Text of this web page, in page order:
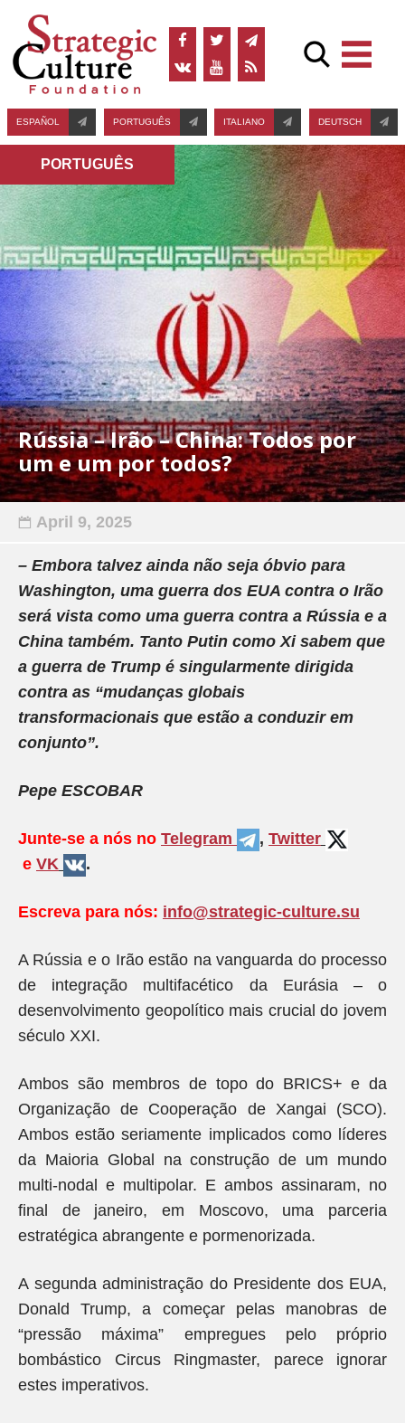
ESPAÑOL PORTUGUÊS ITALIANO DEUTSCH
PORTUGUÊS
Rússia – Irão – China: Todos por
um e um por todos?
April 9, 2025
– Embora talvez ainda não seja óbvio para
Washington, uma guerra dos EUA contra o Irão
será vista como uma guerra contra a Rússia e a
China também. Tanto Putin como Xi sabem que
a guerra de Trump é singularmente dirigida
contra as “mudanças globais
transformacionais que estão a conduzir em
conjunto”.
Pepe ESCOBAR
Junte-se a nós no Telegram , Twitter
e VK .
Escreva para nós: info@strategic-culture.su
A Rússia e o Irão estão na vanguarda do processo
de integração multifacético da Eurásia – o
desenvolvimento geopolítico mais crucial do jovem
século XXI.
Ambos são membros de topo do BRICS+ e da
Organização de Cooperação de Xangai (SCO).
Ambos estão seriamente implicados como líderes
da Maioria Global na construção de um mundo
multi-nodal e multipolar. E ambos assinaram, no
final de janeiro, em Moscovo, uma parceria
estratégica abrangente e pormenorizada.
A segunda administração do Presidente dos EUA,
Donald Trump, a começar pelas manobras de
“pressão máxima” empregues pelo próprio
bombástico Circus Ringmaster, parece ignorar
estes imperativos.